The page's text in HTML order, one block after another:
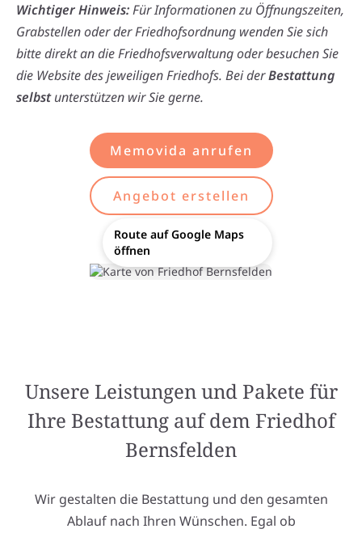
Wichtiger Hinweis:Für Informationen zu Öffnungszeiten,
Grabstellen oder der Friedhofsordnung wenden Sie sich
bitte direkt an die Friedhofsverwaltung oder besuchen Sie
die Website des jeweiligen Friedhofs. Bei derBestattung
selbstunterstützen wir Sie gerne.
Memovida anrufen
Angebot erstellen
Route auf Google Maps
öffnen
Unsere Leistungen und Pakete für
Ihre Bestattung auf dem Friedhof
Bernsfelden
Wir gestalten die Bestattung und den gesamten
Ablauf nach Ihren Wünschen. Egal ob